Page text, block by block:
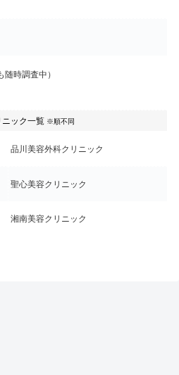
時調査中）
ニック一覧 ※順不同
品川美容外科クリニック
聖心美容クリニック
湘南美容クリニック